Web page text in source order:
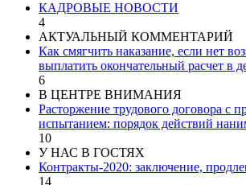
КАДРОВЫЕ НОВОСТИ
4
АКТУАЛЬНЫЙ КОММЕНТАРИЙ
Как смягчить наказание, если нет
выплатить окончательный расчет в
6
В ЦЕНТРЕ ВНИМАНИЯ
Расторжение трудового договора с
испытанием: порядок действий
10
У НАС В ГОСТЯХ
Контракты-2020: заключение,
14